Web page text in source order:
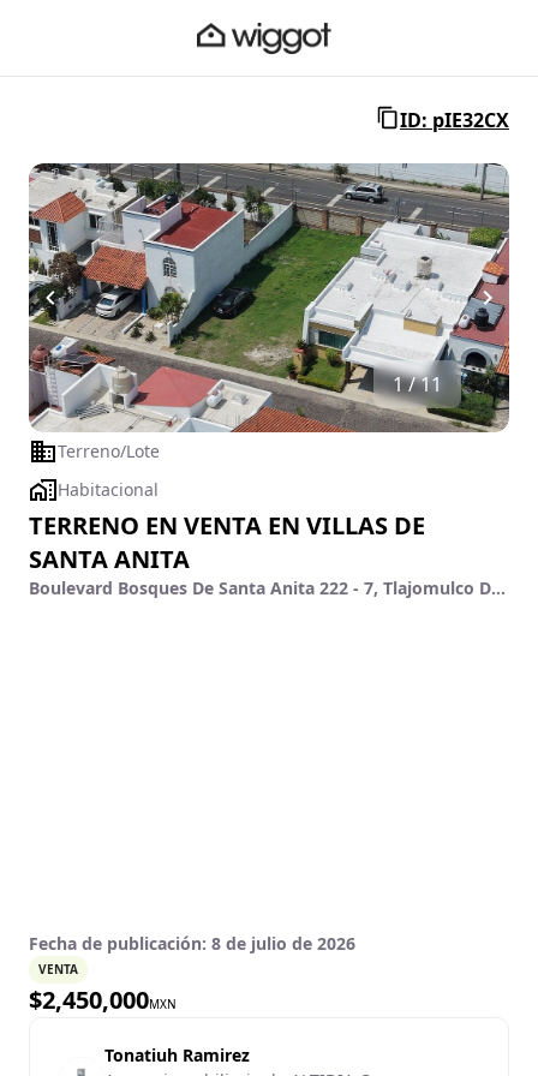
ID: pIE32CX
1 / 11
Terreno/Lote
Habitacional
TERRENO EN VENTA EN VILLAS DE
SANTA ANITA
Boulevard Bosques De Santa Anita 222 - 7, Tlajomulco De Zúñiga, Jalisco
Fecha de publicación: 8 de julio de 2026
VENTA
$2,450,000MXN
Tonatiuh Ramirez